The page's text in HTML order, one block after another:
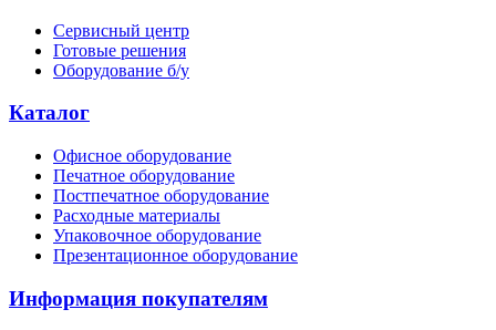
Сервисный центр
Готовые решения
Оборудование б/у
Каталог
Офисное оборудование
Печатное оборудование
Постпечатное оборудование
Расходные материалы
Упаковочное оборудование
Презентационное оборудование
Информация покупателям